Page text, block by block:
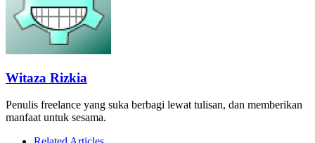
Witaza Rizkia
Penulis freelance yang suka berbagi lewat tulisan, dan memberikan
manfaat untuk sesama.